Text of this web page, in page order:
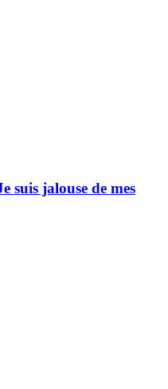
suis jalouse de mes